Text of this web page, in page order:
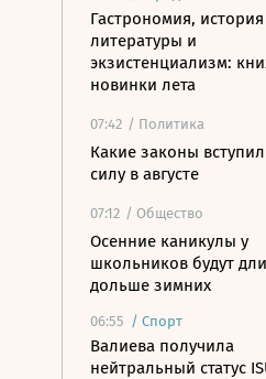
Гастрономия, история
литературы и
экзистенциализм:
новинки лета
07:42 / Политика
Какие законы
силу в августе
07:12 / Общество
Осенние каникулы у
школьников будут
дольше зимних
06:55 / Спорт
Валиева получила
нейтральный статус